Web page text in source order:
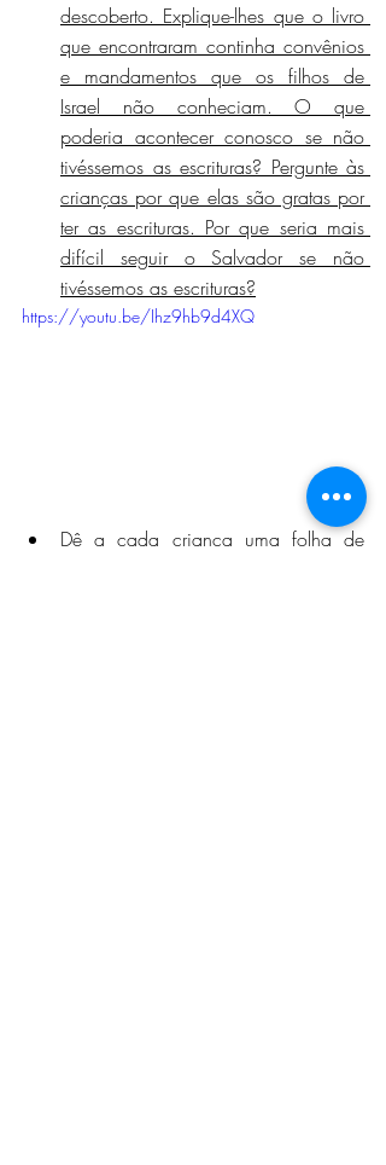
descoberto. Explique-lhes que o livro
que encontraram continha convênios
e mandamentos que os filhos de
Israel não conheciam. O que
poderia acontecer conosco se não
tivéssemos as escrituras? Pergunte às
crianças por que elas são gratas por
ter as escrituras. Por que seria mais
difícil seguir o Salvador se não
tivéssemos as escrituras?
https://youtu.be/Ihz9hb9d4XQ
Dê a cada criança uma folha de